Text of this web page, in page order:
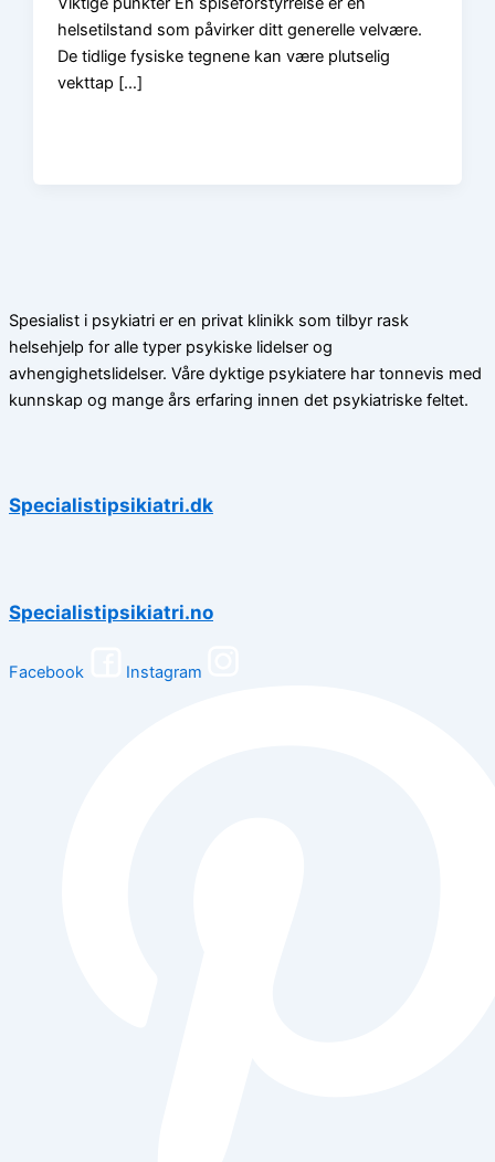
helsetilstand som påvirker ditt generelle velvære.
De tidlige fysiske tegnene kan være plutselig
vekttap […]
Spesialist i psykiatri er en privat klinikk som tilbyr rask
helsehjelp for alle typer psykiske lidelser og
avhengighetslidelser. Våre dyktige psykiatere har tonnevis med
kunnskap og mange års erfaring innen det psykiatriske feltet.
Specialistipsikiatri.dk
Specialistipsikiatri.no
Facebook Instagram